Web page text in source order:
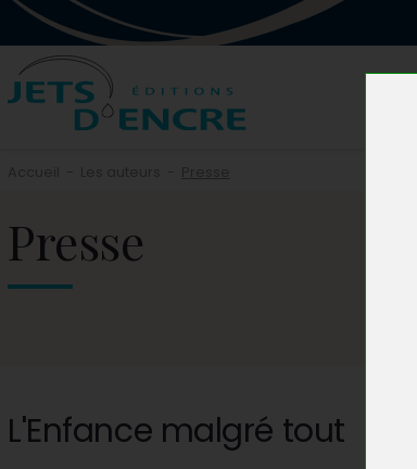
Presse
L'Enfance malgré tout